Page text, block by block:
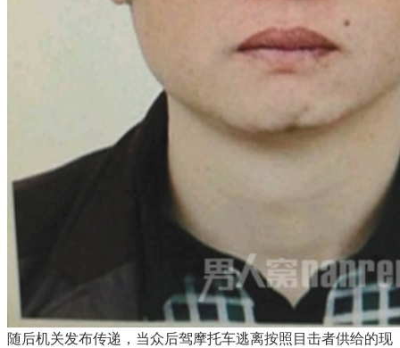
随后机关发布传递，当众后驾摩托车逃离按照目击者供给的现